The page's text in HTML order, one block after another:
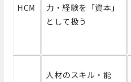
HCM
力・経験を「資本」
として扱う
人材のスキル・能